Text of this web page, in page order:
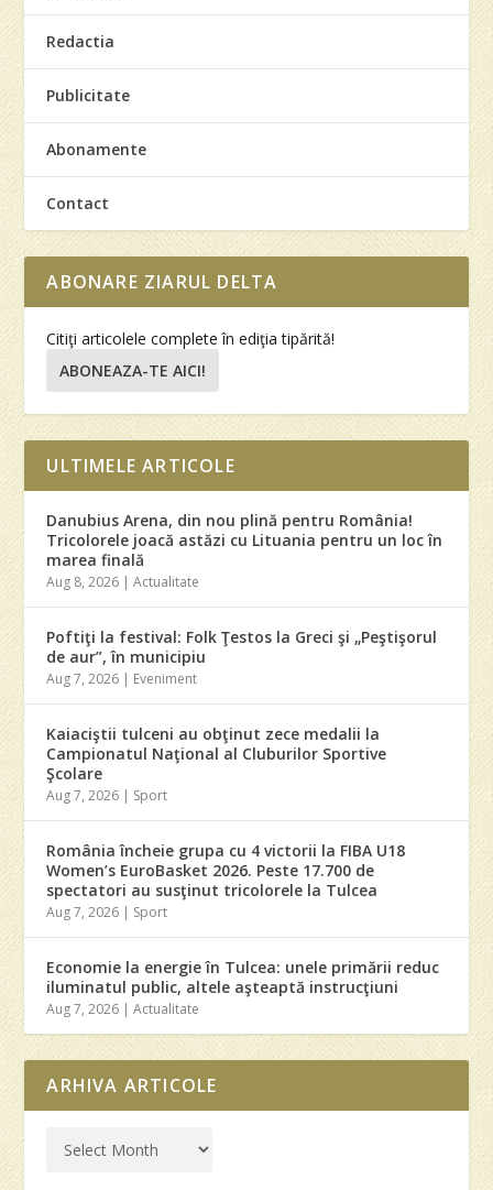
Redactia
Publicitate
Abonamente
Contact
ABONARE ZIARUL DELTA
Citiţi articolele complete în ediţia tipărită!
ABONEAZA-TE AICI!
ULTIMELE ARTICOLE
Danubius Arena, din nou plină pentru România!
Tricolorele joacă astăzi cu Lituania pentru un loc în
marea finală
Aug 8, 2026 |Actualitate
Poftiţi la festival: Folk Ţestos la Greci şi „Peştişorul
de aur”, în municipiu
Aug 7, 2026 Eveniment
Kaiaciştii tulceni au obţinut zece medalii la
Campionatul Naţional al Cluburilor Sportive
Şcolare
Aug 7, 2026 Sport
România încheie grupa cu 4 victorii la FIBA U18
Women’s EuroBasket 2026. Peste 17.700 de
spectatori au susţinut tricolorele la Tulcea
Aug 7, 2026 Sport
Economie la energie în Tulcea: unele primării reduc
iluminatul public, altele aşteaptă instrucţiuni
Aug 7, 2026 |Actualitate
ARHIVA ARTICOLE